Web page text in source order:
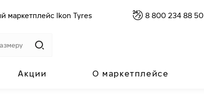
маркетплейс Ikon Tyres 8 800 234 88 50
Акции О маркетплейсе